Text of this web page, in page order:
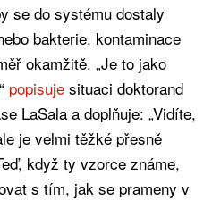
se do systému dostaly
bakterie, kontaminace
okamžitě. „Je to jako
popisuje situaci doktorand
LaSala a doplňuje: „Vidíte,
je velmi těžké přesně
když ty vzorce známe,
s tím, jak se prameny v